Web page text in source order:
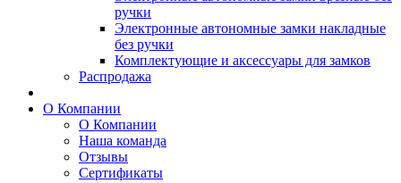
ручки
Электронные автономные замки накладные
без ручки
Комплектующие и аксессуары для замков
Распродажа
О Компании
О Компании
Наша команда
Отзывы
Сертификаты